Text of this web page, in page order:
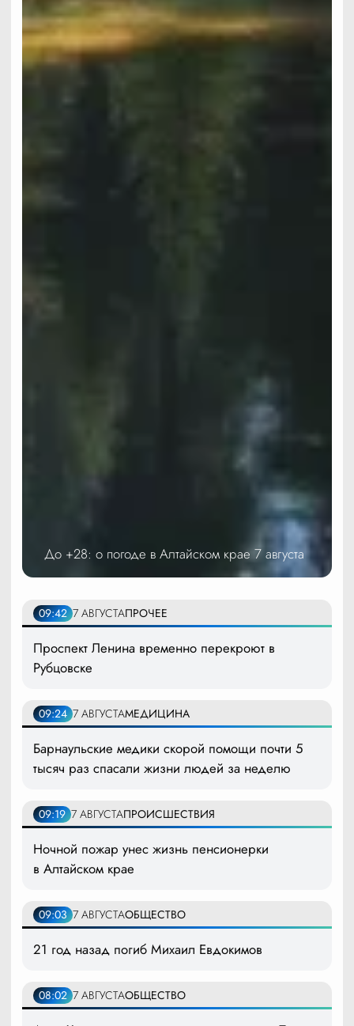
До +28: о погоде в Алтайском крае 7 августа
09:42 7 АВГУСТАПРОЧЕЕ
Проспект Ленина временно перекроют в
Рубцовске
09:24 7 АВГУСТАМЕДИЦИНА
Барнаульские медики скорой помощи почти 5
тысяч раз спасали жизни людей за неделю
09:19 7 АВГУСТАПРОИСШЕСТВИЯ
Ночной пожар унес жизнь пенсионерки
в Алтайском крае
09:03 7 АВГУСТАОБЩЕСТВО
21 год назад погиб Михаил Евдокимов
08:02 7 АВГУСТАОБЩЕСТВО